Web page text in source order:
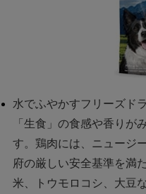
水でふやかすフリーズド
「生食」の食感や香りが
す。鶏肉には、ニュージ
府の厳しい安全基準を満
米、トウモロコシ、大豆